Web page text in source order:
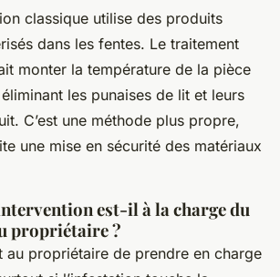
classique utilise des produits
dans les fentes. Le traitement
monter la température de la pièce
les punaises de lit et leurs
C’est une méthode plus propre,
une mise en sécurité des matériaux
est-il à la charge du
propriétaire ?
au propriétaire de prendre en charge